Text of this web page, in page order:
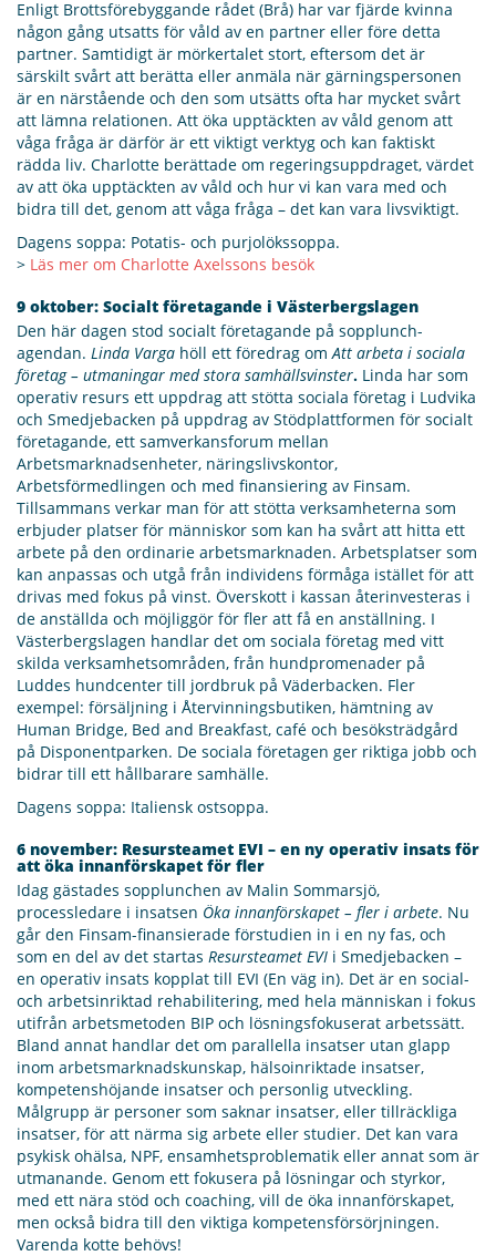
Enligt Brottsförebyggande rådet (Brå) har var fjärde kvinna
någon gång utsatts för våld av en partner eller före detta
partner. Samtidigt är mörkertalet stort, eftersom det är
särskilt svårt att berätta eller anmäla när gärningspersonen
är en närstående och den som utsätts ofta har mycket svårt
att lämna relationen. Att öka upptäckten av våld genom att
våga fråga är därför är ett viktigt verktyg och kan faktiskt
rädda liv. Charlotte berättade om regeringsuppdraget, värdet
av att öka upptäckten av våld och hur vi kan vara med och
bidra till det, genom att våga fråga – det kan vara livsviktigt.
Dagens soppa: Potatis- och purjolökssoppa.
> Läs mer om Charlotte Axelssons besök
9 oktober: Socialt företagande i Västerbergslagen
Den här dagen stod socialt företagande på sopplunch-
agendan. Linda Varga höll ett föredrag omAtt arbeta i sociala
företag – utmaningar med stora samhällsvinster. Linda har som
operativ resurs ett uppdrag att stötta sociala företag i Ludvika
och Smedjebacken på uppdrag av Stödplattformen för socialt
företagande, ett samverkansforum mellan
Arbetsmarknadsenheter, näringslivskontor,
Arbetsförmedlingen och med finansiering av Finsam.
Tillsammans verkar man för att stötta verksamheterna som
erbjuder platser för människor som kan ha svårt att hitta ett
arbete på den ordinarie arbetsmarknaden. Arbetsplatser som
kan anpassas och utgå från individens förmåga istället för att
drivas med fokus på vinst. Överskott i kassan återinvesteras i
de anställda och möjliggör för fler att få en anställning. I
Västerbergslagen handlar det om sociala företag med vitt
skilda verksamhetsområden, från hundpromenader på
Luddes hundcenter till jordbruk på Väderbacken. Fler
exempel: försäljning i Återvinningsbutiken, hämtning av
Human Bridge, Bed and Breakfast, café och besöksträdgård
på Disponentparken. De sociala företagen ger riktiga jobb och
bidrar till ett hållbarare samhälle.
Dagens soppa: Italiensk ostsoppa.
6 november: Resursteamet EVI – en ny operativ insats för
att öka innanförskapet för fler
Idag gästades sopplunchen av Malin Sommarsjö,
processledare i insatsen Öka innanförskapet – fler i arbete. Nu
går den Finsam-finansierade förstudien in i en ny fas, och
som en del av det startas Resursteamet EVI i Smedjebacken –
en operativ insats kopplat till EVI (En väg in). Det är en social-
och arbetsinriktad rehabilitering, med hela människan i fokus
utifrån arbetsmetoden BIP och lösningsfokuserat arbetssätt.
Bland annat handlar det om parallella insatser utan glapp
inom arbetsmarknadskunskap, hälsoinriktade insatser,
kompetenshöjande insatser och personlig utveckling.
Målgrupp är personer som saknar insatser, eller tillräckliga
insatser, för att närma sig arbete eller studier. Det kan vara
psykisk ohälsa, NPF, ensamhetsproblematik eller annat som är
utmanande. Genom ett fokusera på lösningar och styrkor,
med ett nära stöd och coaching, vill de öka innanförskapet,
men också bidra till den viktiga kompetensförsörjningen.
Varenda kotte behövs!